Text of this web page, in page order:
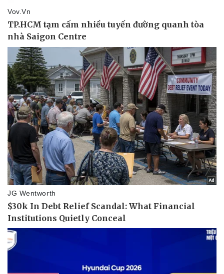
Doanh nghiệp
Thông tin doanh nghiệp
Doanh nghiệp 24h
Doanh nhân
Vì cộng đồng
Công nghệ
Sành điệu
Tin Công nghệ
Trải nghiệm
Chuyển đổi số